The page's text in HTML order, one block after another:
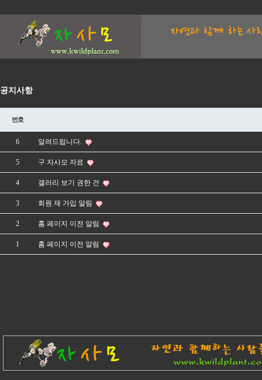
공지사항
번호
6 알려드립니다.
5 구 자사모 자료
4 갤러리 보기 권한 건
3 회원 재 가입 알림
2 홈 페이지 이전 알림
1 홈 페이지 이전 알림